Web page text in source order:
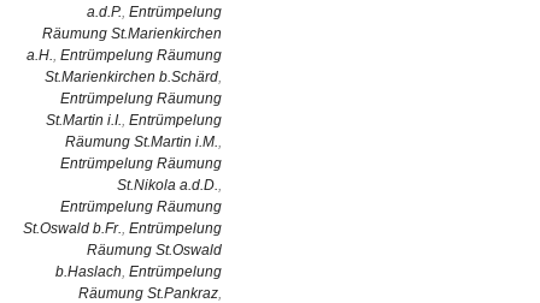
a.d.P., Entrümpelung
Räumung St.Marienkirchen
a.H., Entrümpelung Räumung
St.Marienkirchen b.Schärd,
Entrümpelung Räumung
St.Martin i.I., Entrümpelung
Räumung St.Martin i.M.,
Entrümpelung Räumung
St.Nikola a.d.D.,
Entrümpelung Räumung
St.Oswald b.Fr., Entrümpelung
Räumung St.Oswald
b.Haslach, Entrümpelung
Räumung St.Pankraz,